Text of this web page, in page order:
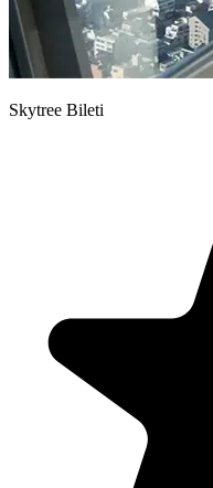
Skytree Bileti